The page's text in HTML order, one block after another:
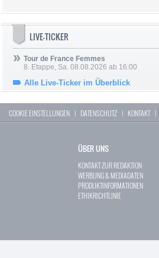
LIVE-TICKER
Tour de France Femmes
8. Etappe, Sa. 08.08.2026 ab 16:00
Alle Live-Ticker im Überblick
COOKIE EINSTELLUNGEN | DATENSCHUTZ | KONTAKT|
ÜBER UNS
KONTAKT ZUR REDAKTION
WERBUNG & MEDIADATEN
PRODUKTINFORMATIONEN
ETHIKRICHTLINIE